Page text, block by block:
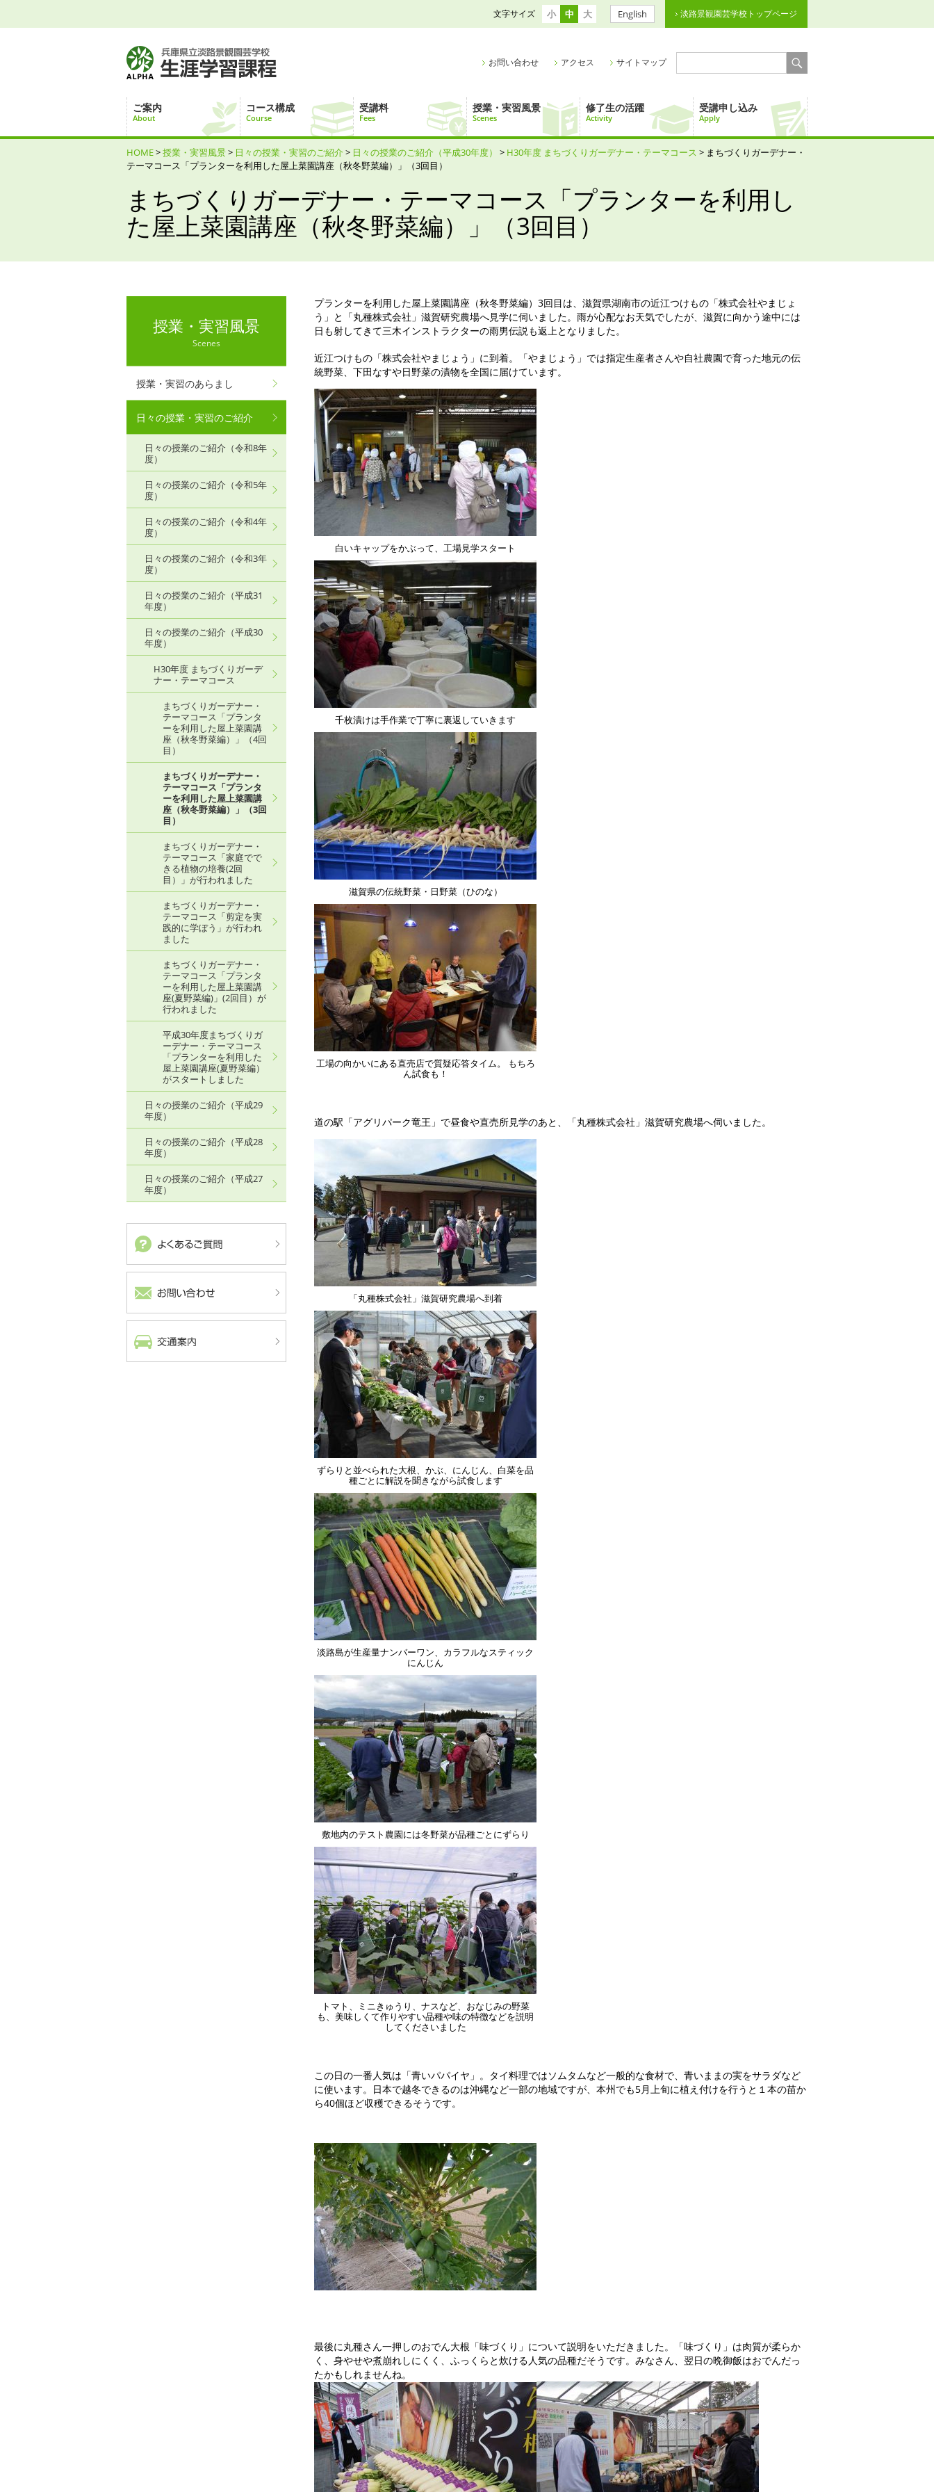
淡路景観園芸学校トップページ
English
文字サイズ 小 中 大
ご案内
About
コース構成
Course
受講料
Fees
授業・実習風景
Scenes
修了生の活躍
Activity
受講申し込み
Apply
お問い合わせ アクセス サイトマップ
HOME>授業・実習風景> 日々の授業・実習のご紹介> 日々の授業のご紹介（平成30年度） > H30年度 まちづくりガーデナー・テーマコース > まちづくりガーデナー・
テーマコース「プランターを利用した屋上菜園講座（秋冬野菜編）」（3回目）
まちづくりガーデナー・テーマコース「プランターを利用し
た屋上菜園講座（秋冬野菜編）」（3回目）
プランターを利用した屋上菜園講座（秋冬野菜編）3回目は、滋賀県湖南市の近江つけもの「株式会社やまじょ
う」と「丸種株式会社」滋賀研究農場へ見学に伺いました。雨が心配なお天気でしたが、滋賀に向かう途中には
日も射してきて三木インストラクターの雨男伝説も返上となりました。
近江つけもの「株式会社やまじょう」に到着。「やまじょう」では指定生産者さんや自社農園で育った地元の伝
統野菜、下田なすや日野菜の漬物を全国に届けています。
白いキャップをかぶって、工場見学スタート
千枚漬けは手作業で丁寧に裏返していきます
滋賀県の伝統野菜・日野菜（ひのな）
工場の向かいにある直売店で質疑応答タイム。 もちろ
ん試食も！
道の駅「アグリパーク竜王」で昼食や直売所見学のあと、「丸種株式会社」滋賀研究農場へ伺いました。
「丸種株式会社」滋賀研究農場へ到着
ずらりと並べられた大根、かぶ、にんじん、白菜を品
種ごとに解説を聞きながら試食します
淡路島が生産量ナンバーワン、カラフルなスティック
にんじん
敷地内のテスト農園には冬野菜が品種ごとにずらり
トマト、ミニきゅうり、ナスなど、おなじみの野菜
も、美味しくて作りやすい品種や味の特徴などを説明
してくださいました
この日の一番人気は「青いパパイヤ」。タイ料理ではソムタムなど一般的な食材で、青いままの実をサラダなど
に使います。日本で越冬できるのは沖縄など一部の地域ですが、本州でも5月上旬に植え付けを行うと１本の苗か
ら40個ほど収穫できるそうです。
最後に丸種さん一押しのおでん大根「味づくり」について説明をいただきました。「味づくり」は肉質が柔らか
く、身やせや煮崩れしにくく、ふっくらと炊ける人気の品種だそうです。みなさん、翌日の晩御飯はおでんだっ
たかもしれませんね。
授業・実習風景
Scenes
授業・実習のあらまし
日々の授業・実習のご紹介
日々の授業のご紹介（令和8年
度）
日々の授業のご紹介（令和5年
度）
日々の授業のご紹介（令和4年
度）
日々の授業のご紹介（令和3年
度）
日々の授業のご紹介（平成31
年度）
日々の授業のご紹介（平成30
年度）
H30年度 まちづくりガーデ
ナー・テーマコース
まちづくりガーデナー・
テーマコース「プランタ
ーを利用した屋上菜園講
座（秋冬野菜編）」（4回
目）
まちづくりガーデナー・
テーマコース「プランタ
ーを利用した屋上菜園講
座（秋冬野菜編）」（3回
目）
まちづくりガーデナー・
テーマコース「家庭でで
きる植物の培養(2回
目）」が行われました
まちづくりガーデナー・
テーマコース「剪定を実
践的に学ぼう」が行われ
ました
まちづくりガーデナー・
テーマコース「プランタ
ーを利用した屋上菜園講
座(夏野菜編)」(2回目）が
行われました
平成30年度まちづくりガ
ーデナー・テーマコース
「プランターを利用した
屋上菜園講座(夏野菜編）
がスタートしました
日々の授業のご紹介（平成29
年度）
日々の授業のご紹介（平成28
年度）
日々の授業のご紹介（平成27
年度）